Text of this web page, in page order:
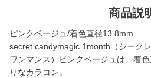
商品説
ピンクベージュ/着色直径13.8mm
secret candymagic 1month（シーク
ワンマンス）ピンクベージュは、着
りなカラコン。